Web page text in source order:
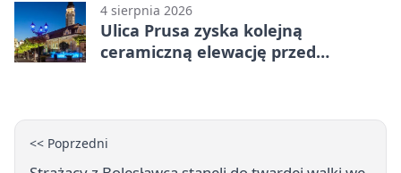
4 sierpnia 2026
Ulica Prusa zyska kolejną
ceramiczną elewację przed
<< Poprzedni